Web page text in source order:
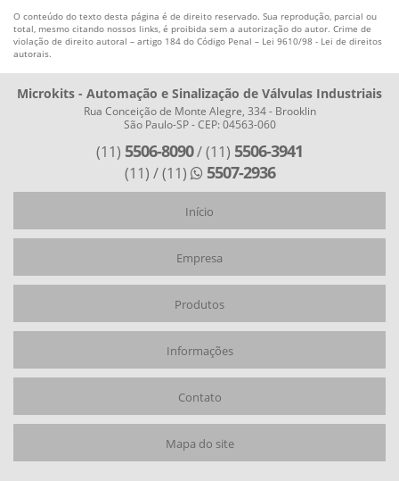
ATUADOR PNEUMÁTICO PREÇO
ATUADOR PNEUMÁTICO RETORNO POR MOLA
EMPRESA DE ATUADORES PNEUMÁTICOS
FABRICANTES DE ATUADORES PNEUMÁTICOS
MONITORAMENTO DE VÁLVULA
POSICIONADOR ELETROPNEUMÁTICO LINEAR
POSICIONADOR ELETROPNEUMÁTICO ROTATIVO
POSICIONADOR PNEUMÁTICO COMPRAR
O conteúdo do texto desta página é de direito reservado. Sua reprodução, parcial ou
total, mesmo citando nossos links, é proibida sem a autorização do autor. Crime de
violação de direito autoral – artigo 184 do Código Penal – Lei 9610/98 - Lei de direitos
autorais.
Microkits - Automação e Sinalização de Válvulas Industriais
Rua Conceição de Monte Alegre, 334 - Brooklin
São Paulo-SP - CEP: 04563-060
(11) 5506-8090/ (11) 5506-3941
(11) / (11) 5507-2936
Início
Empresa
Produtos
Informações
Contato
Mapa do site